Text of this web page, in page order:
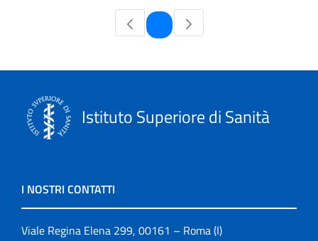
Pagina
Istituto Superiore di Sanità
I NOSTRI CONTATTI
Viale Regina Elena 299, 00161 – Roma (I)